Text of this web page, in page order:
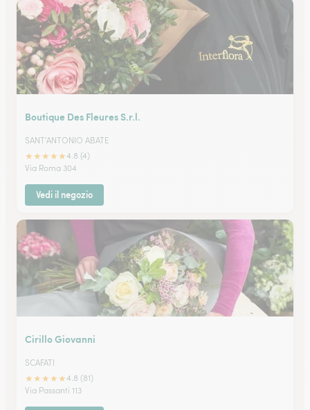
Boutique Des Fleures S.r.l.
SANT'ANTONIO ABATE
★★★★★4.8 (4)
Via Roma 304
Vedi il negozio
Cirillo Giovanni
SCAFATI
★★★★★4.8 (81)
Via Passanti 113